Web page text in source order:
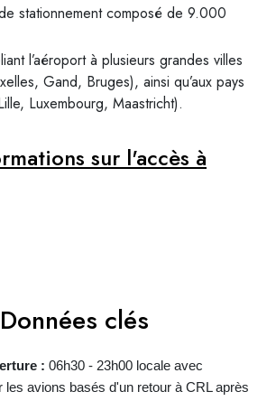
stationnement composé de 9.000
l’aéroport à plusieurs grandes villes
Gand, Bruges), ainsi qu’aux pays
Luxembourg, Maastricht).
sur l'accès à
Données clés
: 06h30 - 23h00 locale avec
les avions basés d'un retour à CRL après